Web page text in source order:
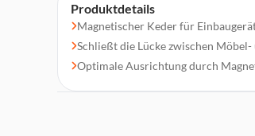
Produktdetails
Magnetischer Keder für
Schließt die Lücke zwischen
Optimale Ausrichtung durch